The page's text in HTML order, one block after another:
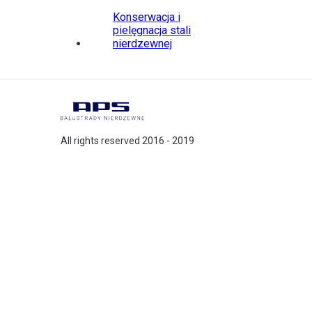
Konserwacja i
pielęgnacja stali
nierdzewnej
All rights reserved 2016 - 2019